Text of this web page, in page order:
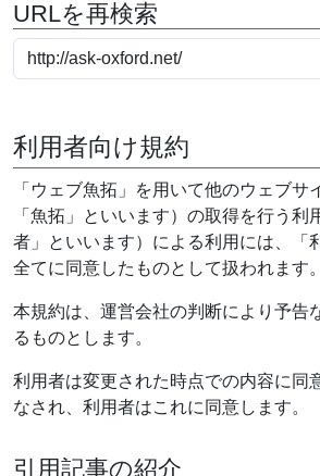
URLを再検索
利用者向け規約
「ウェブ魚拓」を用いて他のウェブサ
「魚拓」といいます）の取得を行う利
者」といいます）による利用には、「
全てに同意したものとして扱われます。
本規約は、運営会社の判断により予告
るものとします。
利用者は変更された時点での内容に同
なされ、利用者はこれに同意します。
引用記事の紹介